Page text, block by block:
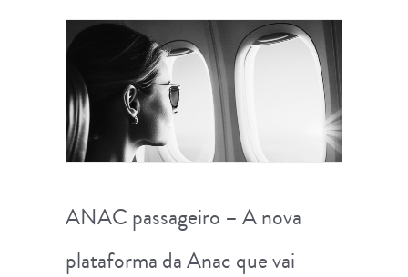
ANAC passageiro – A nova
plataforma da Anac que vai